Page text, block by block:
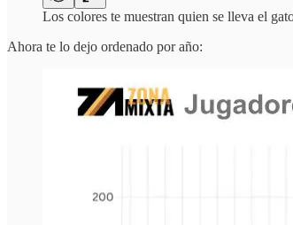
Los colores te muestran quien se lleva el
Ahora te lo dejo ordenado por año: